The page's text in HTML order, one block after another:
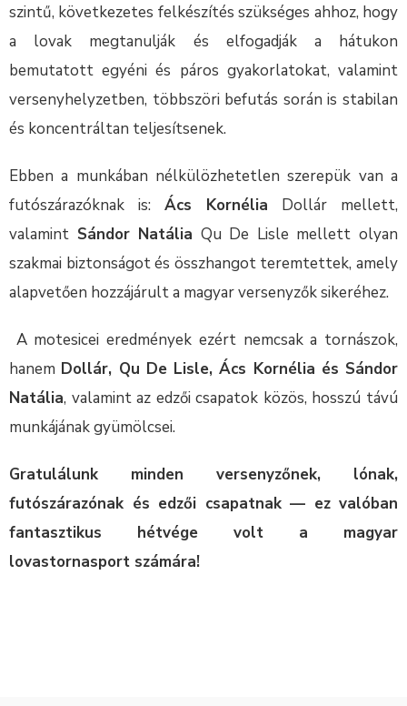
szintű, következetes felkészítés szükséges ahhoz, hogy
a lovak megtanulják és elfogadják a hátukon
bemutatott egyéni és páros gyakorlatokat, valamint
versenyhelyzetben, többszöri befutás során is stabilan
és koncentráltan teljesítsenek.
Ebben a munkában nélkülözhetetlen szerepük van a
futószárazóknak is: Ács Kornélia Dollár mellett,
valamint Sándor Natália Qu De Lisle mellett olyan
szakmai biztonságot és összhangot teremtettek, amely
alapvetően hozzájárult a magyar versenyzők sikeréhez.
A motesicei eredmények ezért nemcsak a tornászok,
hanem Dollár, Qu De Lisle, Ács Kornélia és Sándor
Natália, valamint az edzői csapatok közös, hosszú távú
munkájának gyümölcsei.
Gratulálunk minden versenyzőnek, lónak,
futószárazónak és edzői csapatnak — ez valóban
fantasztikus hétvége volt a magyar
lovastornasport számára!